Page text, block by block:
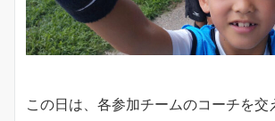
この日は、各参加チームのコーチを交